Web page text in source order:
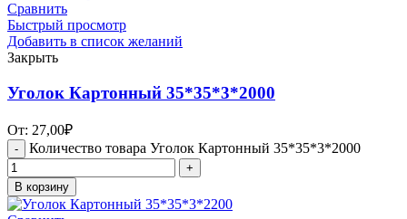
Сравнить
Быстрый просмотр
Добавить в список желаний
Закрыть
Уголок Картонный 35*35*3*2000
От: 27,00₽
Количество товара Уголок Картонный 35*35*3*2000
В корзину